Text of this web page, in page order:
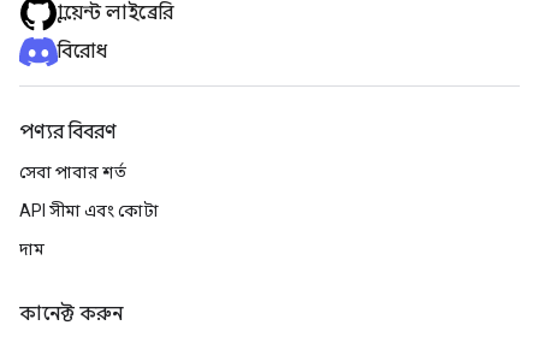
ক্লায়েন্ট লাইব্রেরি
বিরোধ
পণ্যর বিবরণ
সেবা পাবার শর্ত
API সীমা এবং কোটা
দাম
কানেক্ট করুন